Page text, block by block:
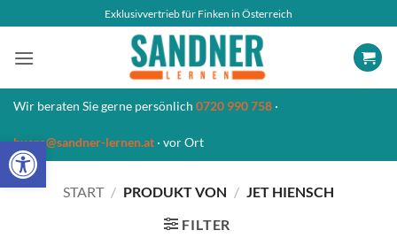
Open toolbar
Inhalt
springen
Exklusivvertrieb für Finken in Österreich
Wir beraten Sie gerne persönlich 0720 990 758 ·
buero@sandner-lernen.at · vor Ort
START / PRODUKT VON / JET HIENSCH
FILTER